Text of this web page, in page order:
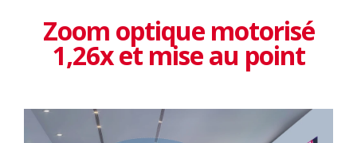
Zoom optique motorisé
1,26x et mise au point